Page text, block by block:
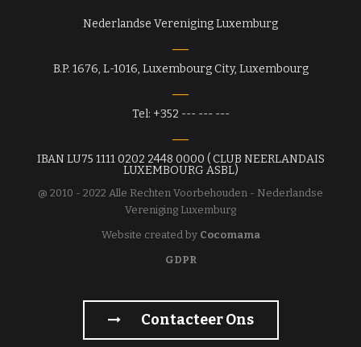
Nederlandse Vereniging Luxemburg
B.P. 1676, L-1016, Luxembourg City, Luxembourg
Tel: +352 --- --- ---
IBAN LU75 1111 0202 2448 0000 ( CLUB NEERLANDAIS
LUXEMBOURG ASBL)
@ 2010 - 2022 Alle Rechten Voorbehouden - Nederlandse
Vereniging Luxemburg
Website created by Cocomama
GDPR
Contacteer Ons